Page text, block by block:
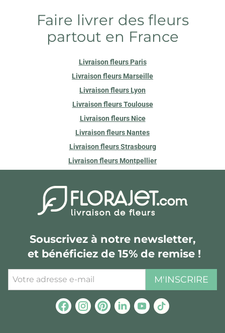
Faire livrer des fleurs
partout en France
Livraison fleurs Paris
Livraison fleurs Marseille
Livraison fleurs Lyon
Livraison fleurs Toulouse
Livraison fleurs Nice
Livraison fleurs Nantes
Livraison fleurs Strasbourg
Livraison fleurs Montpellier
Souscrivez à notre newsletter,
et bénéficiez de 15% de remise !
M'INSCRIRE